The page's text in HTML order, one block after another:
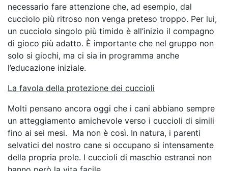
necessario fare attenzione che, ad esempio, dal
cucciolo più ritroso non venga preteso troppo. Per lui,
un cucciolo singolo più timido è all’inizio il compagno
di gioco più adatto. È importante che nel gruppo non
solo si giochi, ma ci sia in programma anche
l’educazione iniziale.
La favola della protezione dei cuccioli
Molti pensano ancora oggi che i cani abbiano sempre
un atteggiamento amichevole verso i cuccioli di simili
fino ai sei mesi. Ma non è così. In natura, i parenti
selvatici del nostro cane si occupano sì intensamente
della propria prole. I cuccioli di maschio estranei non